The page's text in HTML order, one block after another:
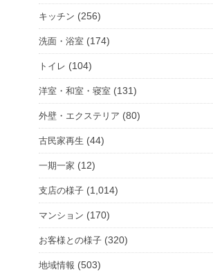
キッチン (256)
洗面・浴室 (174)
トイレ (104)
洋室・和室・寝室 (131)
外壁・エクステリア (80)
古民家再生 (44)
一期一家 (12)
支店の様子 (1,014)
マンション (170)
お客様との様子 (320)
地域情報 (503)